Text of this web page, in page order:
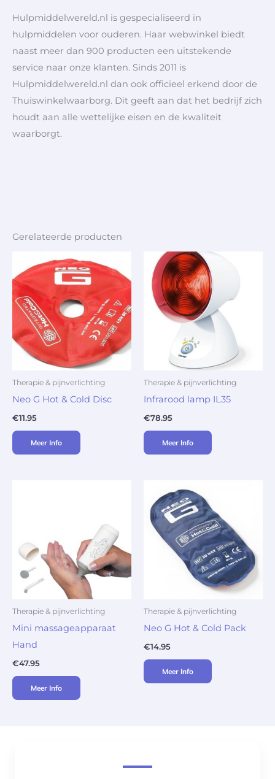
Hulpmiddelwereld.nl is gespecialiseerd in
hulpmiddelen voor ouderen. Haar webwinkel biedt
naast meer dan 900 producten een uitstekende
service naar onze klanten. Sinds 2011 is
Hulpmiddelwereld.nl dan ook officieel erkend door de
Thuiswinkelwaarborg. Dit geeft aan dat het bedrijf zich
houdt aan alle wettelijke eisen en de kwaliteit
waarborgt.
Gerelateerde producten
Therapie & pijnverlichting
Neo G Hot & Cold Disc
€11.95
Meer Info
Therapie & pijnverlichting
Infrarood lamp IL35
€78.95
Meer Info
Therapie & pijnverlichting
Mini massageapparaat
Hand
€47.95
Meer Info
Therapie & pijnverlichting
Neo G Hot & Cold Pack
€14.95
Meer Info